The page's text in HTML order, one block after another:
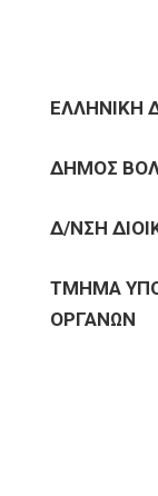
ΕΛΛΗΝΙΚΗ
ΔΗΜΟΣ
Δ/ΝΣΗ
ΤΜΗΜΑ
ΟΡΓΑΝΩΝ